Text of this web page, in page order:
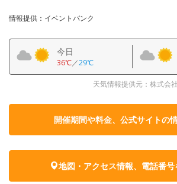
情報提供：イベントバンク
今日
36℃／29℃
天気情報提供元：株式会
開催期間や料金、公式サイトの
地図・アクセス情報、電話番号